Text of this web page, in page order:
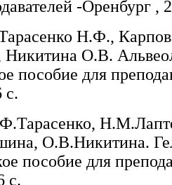
-Оренбург ,
Н.Ф.,
О.В.
пособие для
с.
О.В.Никитина.
пособие для
с.